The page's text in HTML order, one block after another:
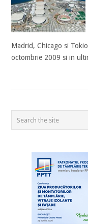
Madrid, Chicago si
octombrie 2009 si in
POSTS
NAVIGATION